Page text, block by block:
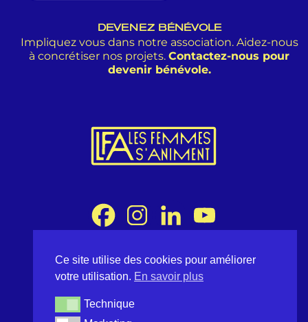
DEVENEZ BÉNÉVOLE
Impliquez vous dans notre association. Aidez-nous
à concrétiser nos projets. Contactez-nous pour
devenir bénévole.
Association Les Femmes s'Animent
8 rue Desargues 75011 Paris - France
contact@lesfemmessaniment.fr
Ce site utilise des cookies pour améliorer
votre utilisation. En savoir plus
TechniqueTechnique